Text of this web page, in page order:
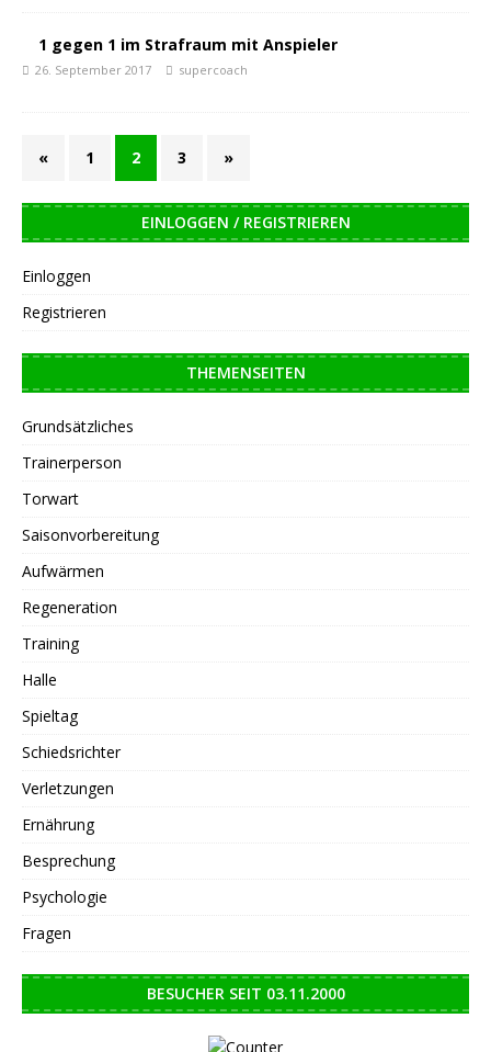
1 gegen 1 im Strafraum mit Anspieler
26. September 2017 supercoach
« 1 2 3 »
EINLOGGEN / REGISTRIEREN
Einloggen
Registrieren
THEMENSEITEN
Grundsätzliches
Trainerperson
Torwart
Saisonvorbereitung
Aufwärmen
Regeneration
Training
Halle
Spieltag
Schiedsrichter
Verletzungen
Ernährung
Besprechung
Psychologie
Fragen
BESUCHER SEIT 03.11.2000